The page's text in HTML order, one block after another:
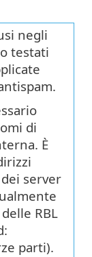
negli
testati
di
È
server
RBL
parti).